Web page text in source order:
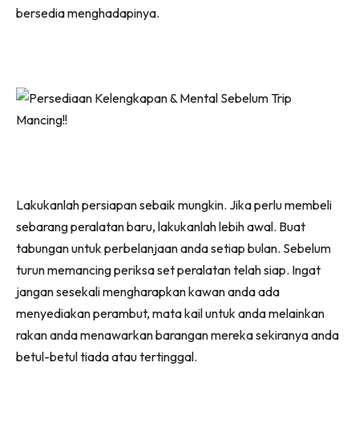
bersedia menghadapinya.
Lakukanlah persiapan sebaik mungkin. Jika perlu membeli
sebarang peralatan baru, lakukanlah lebih awal. Buat
tabungan untuk perbelanjaan anda setiap bulan. Sebelum
turun memancing periksa set peralatan telah siap. Ingat
jangan sesekali mengharapkan kawan anda ada
menyediakan perambut, mata kail untuk anda melainkan
rakan anda menawarkan barangan mereka sekiranya anda
betul-betul tiada atau tertinggal.